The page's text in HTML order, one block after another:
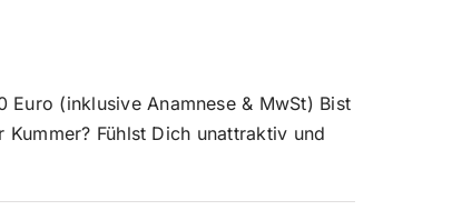
(inklusive Anamnese & MwSt) Bist
Fühlst Dich unattraktiv und